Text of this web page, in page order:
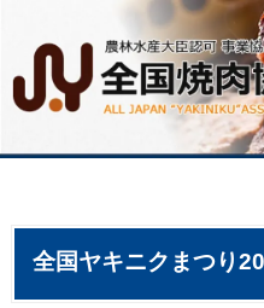
全国ヤキニクまつり